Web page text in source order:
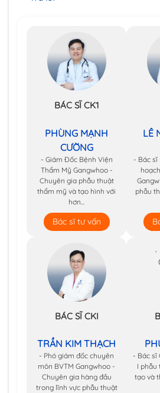
BÁC SĨ CK1
PHÙNG MẠNH
CƯỜNG
- Giám Đốc Bệnh Viện
Thẩm Mỹ Gangwhoo -
Chuyên gia phẫu thuật
thẩm mỹ và tạo hình với
hơn...
Bác sĩ tư vấn
LÊ
- Bác sĩ
phẫu
BÁC SĨ CKI
TRẦN KIM THẠCH
- Phó giám đốc chuyên
môn BVTM Gangwhoo -
Chuyên gia hàng đầu
trong lĩnh vực phẫu thuật
- Bác sĩ
I phẫu
tạo và